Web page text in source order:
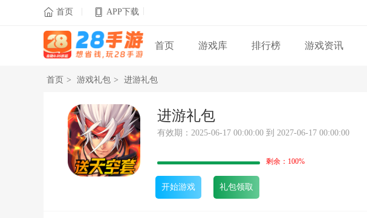
 首页 APP下载
首页 游戏库 排行榜 游戏资讯
首页 > 游戏礼包 > 进游礼包
进游礼包
有效期：2025-06-17 00:00:00 到 2027-06-17 00:00:00
剩余：100%
开始游戏 礼包领取